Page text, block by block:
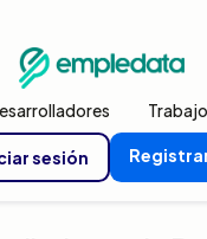
sesión